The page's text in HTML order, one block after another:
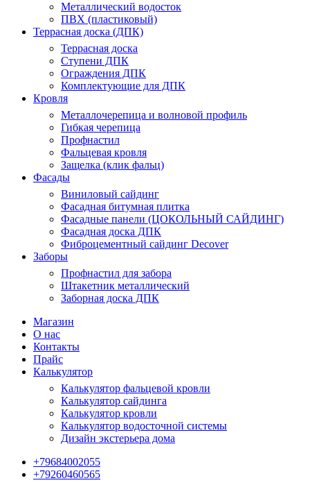
Металлический водосток
ПВХ (пластиковый)
Террасная доска (ДПК)
Террасная доска
Ступени ДПК
Ограждения ДПК
Комплектующие для ДПК
Кровля
Металлочерепица и волновой профиль
Гибкая черепица
Профнастил
Фальцевая кровля
Защелка (клик фальц)
Фасады
Виниловый сайдинг
Фасадная битумная плитка
Фасадные панели (ЦОКОЛЬНЫЙ САЙДИНГ)
Фасадная доска ДПК
Фиброцементный сайдинг Decover
Заборы
Профнастил для забора
Штакетник металлический
Заборная доска ДПК
Магазин
О нас
Контакты
Прайс
Калькулятор
Калькулятор фальцевой кровли
Калькулятор сайдинга
Калькулятор кровли
Калькулятор водосточной системы
Дизайн экстерьера дома
+79684002055
+79260460565